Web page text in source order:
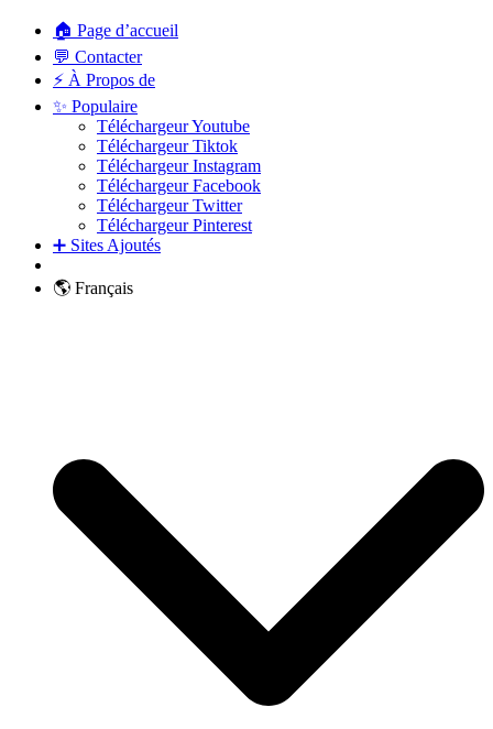
🏠 Page d’accueil
💬 Contacter
⚡ À Propos de
✨ Populaire
Téléchargeur Youtube
Téléchargeur Tiktok
Téléchargeur Instagram
Téléchargeur Facebook
Téléchargeur Twitter
Téléchargeur Pinterest
➕ Sites Ajoutés
🌎 Français